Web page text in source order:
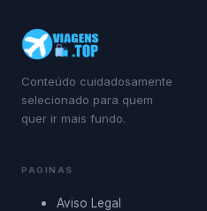
Conteúdo cuidadosamente
selecionado para quem
quer ir mais fundo.
PAGINAS
Aviso Legal